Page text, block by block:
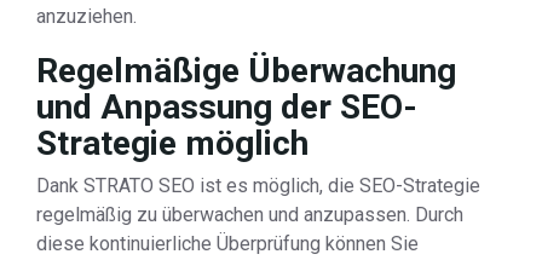
anzuziehen.
Regelmäßige Überwachung
und Anpassung der SEO-
Strategie möglich
Dank STRATO SEO ist es möglich, die SEO-Strategie
regelmäßig zu überwachen und anzupassen. Durch
diese kontinuierliche Überprüfung können Sie